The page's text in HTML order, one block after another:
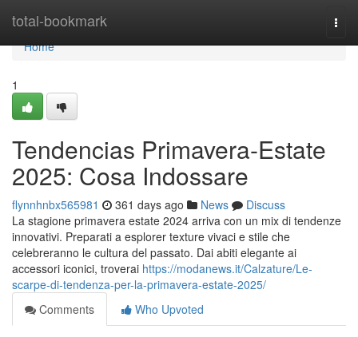
total-bookmark
Home
Home
1
Tendencias Primavera-Estate
2025: Cosa Indossare
flynnhnbx565981 361 days ago News
Discuss
La stagione primavera estate 2024 arriva con un mix di tendenze
innovativi. Preparati a esplorer texture vivaci e stile che
celebreranno le cultura del passato. Dai abiti elegante ai
accessori iconici, troverai https://modanews.it/Calzature/Le-
scarpe-di-tendenza-per-la-primavera-estate-2025/
Comments
Who Upvoted